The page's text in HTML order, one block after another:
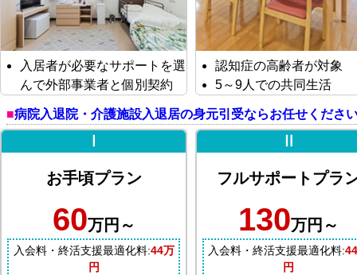
入居者が必要なサポートを選
んで外部事業者と個別契約
認知症の高齢者が対象
5～9人での共同生活
病院入退院・介護施設入退居の身元引受ならお任せくださ
お手頃プラン
60万円～
入会料・終活支援最適化料:44万
円
フルサポートプラ
130万円～
入会料・終活支援最適化料:
円